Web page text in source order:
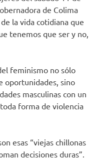
de Colima
la vida cotidiana que
tenemos que ser y no,
feminismo no sólo
oportunidades, sino
masculinas con un
forma de violencia
esas “viejas chillonas
decisiones duras”.